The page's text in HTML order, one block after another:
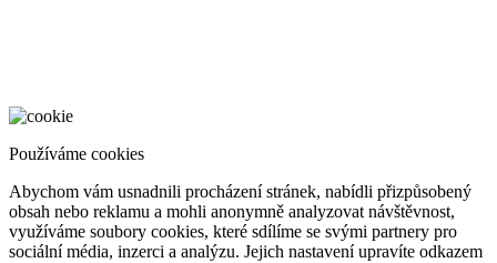
Používáme cookies
Abychom vám usnadnili procházení stránek, nabídli přizpůsobený
obsah nebo reklamu a mohli anonymně analyzovat návštěvnost,
využíváme soubory cookies, které sdílíme se svými partnery pro
sociální média, inzerci a analýzu. Jejich nastavení upravíte odkazem